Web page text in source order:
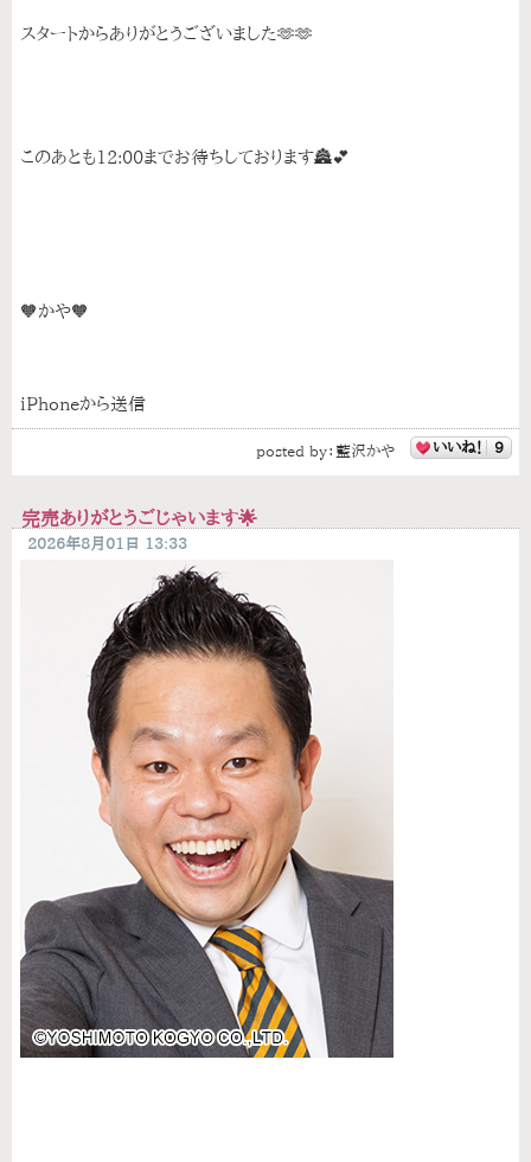
スタートからありがとうございました🫶🫶
このあとも12:00までお待ちしております🏯💕
🧡かや🧡
iPhoneから送信
posted by： 藍沢かや いいね！ 9
完売ありがとうごじゃいます🌟
2026年8月01日 13:33